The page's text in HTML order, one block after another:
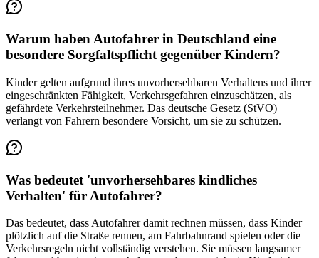
Warum haben Autofahrer in Deutschland eine
besondere Sorgfaltspflicht gegenüber Kindern?
Kinder gelten aufgrund ihres unvorhersehbaren Verhaltens und ihrer
eingeschränkten Fähigkeit, Verkehrsgefahren einzuschätzen, als
gefährdete Verkehrsteilnehmer. Das deutsche Gesetz (StVO)
verlangt von Fahrern besondere Vorsicht, um sie zu schützen.
Was bedeutet 'unvorhersehbares kindliches
Verhalten' für Autofahrer?
Das bedeutet, dass Autofahrer damit rechnen müssen, dass Kinder
plötzlich auf die Straße rennen, am Fahrbahnrand spielen oder die
Verkehrsregeln nicht vollständig verstehen. Sie müssen langsamer